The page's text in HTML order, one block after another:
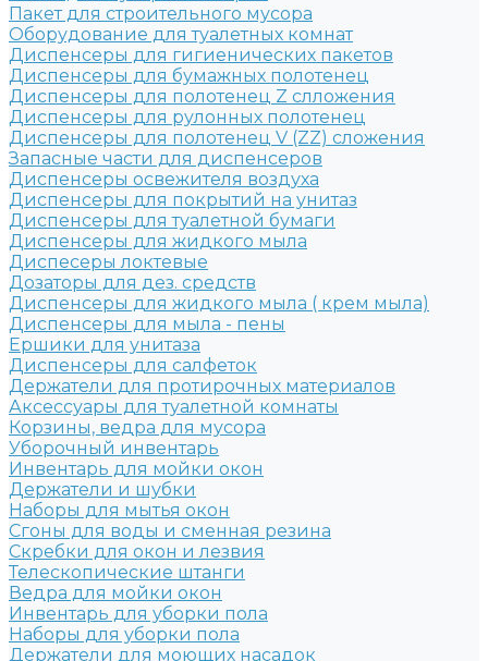
Пакет для строительного мусора
Оборудование для туалетных комнат
Диспенсеры для гигиенических пакетов
Диспенсеры для бумажных полотенец
Диспенсеры для полотенец Z слложения
Диспенсеры для рулонных полотенец
Диспенсеры для полотенец V (ZZ) сложения
Запасные части для диспенсеров
Диспенсеры освежителя воздуха
Диспенсеры для покрытий на унитаз
Диспенсеры для туалетной бумаги
Диспенсеры для жидкого мыла
Диспесеры локтевые
Дозаторы для дез. средств
Диспенсеры для жидкого мыла ( крем мыла)
Диспенсеры для мыла - пены
Ершики для унитаза
Диспенсеры для салфеток
Держатели для протирочных материалов
Аксессуары для туалетной комнаты
Корзины, ведра для мусора
Уборочный инвентарь
Инвентарь для мойки окон
Держатели и шубки
Наборы для мытья окон
Сгоны для воды и сменная резина
Скребки для окон и лезвия
Телескопические штанги
Ведра для мойки окон
Инвентарь для уборки пола
Наборы для уборки пола
Держатели для моющих насадок